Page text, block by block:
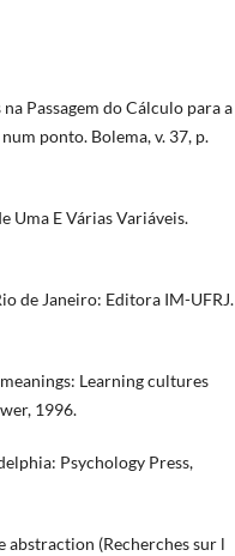
Passagem do Cálculo para a
ponto. Bolema, v. 37, p.
Uma E Várias Variáveis.
de Janeiro: Editora IM-UFRJ.
Learning cultures
1996.
Psychology Press,
abstraction (Recherches sur l